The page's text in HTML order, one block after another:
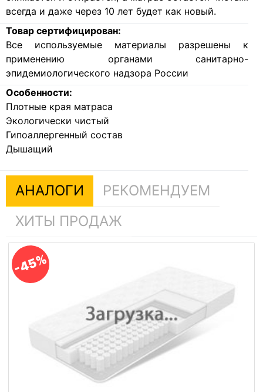
всегда и даже через 10 лет будет как новый.
Товар сертифицирован:
Все используемые материалы разрешены к
применению органами санитарно-
эпидемиологического надзора России
Особенности:
Плотные края матраса
Экологически чистый
Гипоаллергенный состав
Дышащий
АНАЛОГИ
РЕКОМЕНДУЕМ
ХИТЫ ПРОДАЖ
-45%